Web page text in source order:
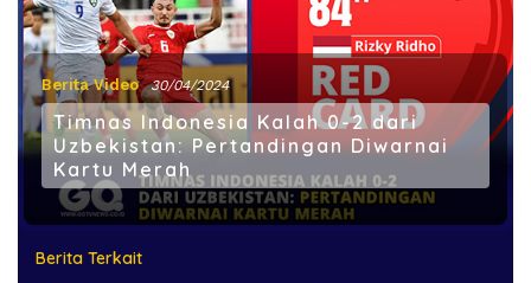
Berita Video 30/04/2024
Timnas Indonesia Kalah 0-2 dari
Uzbekistan: Pertandingan Diwarnai
Kartu Merah
Berita Terkait